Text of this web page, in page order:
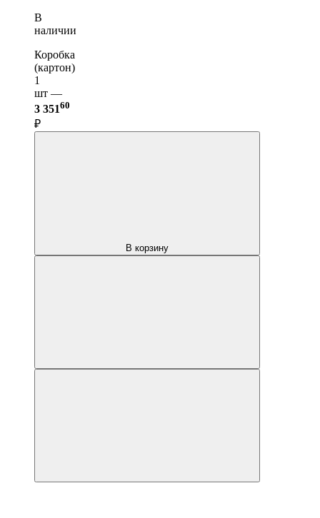
В
наличии
Коробка
(картон)
1
шт —
3 35160
₽
В корзину